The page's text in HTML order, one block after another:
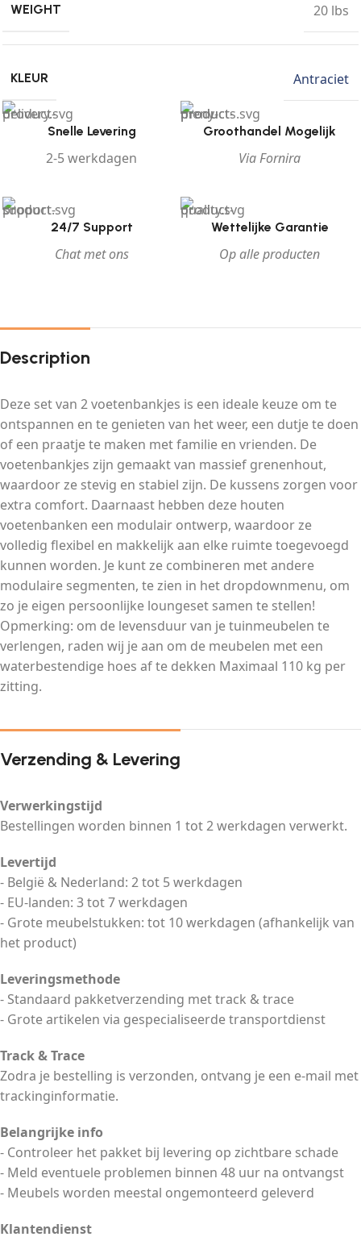
WEIGHT 20 lbs
KLEUR Antraciet
Snelle Levering
2-5 werkdagen
Groothandel Mogelijk
Via Fornira
24/7 Support
Chat met ons
Wettelijke Garantie
Op alle producten
Description
Deze set van 2 voetenbankjes is een ideale keuze om te
ontspannen en te genieten van het weer, een dutje te doen
of een praatje te maken met familie en vrienden. De
voetenbankjes zijn gemaakt van massief grenenhout,
waardoor ze stevig en stabiel zijn. De kussens zorgen voor
extra comfort. Daarnaast hebben deze houten
voetenbanken een modulair ontwerp, waardoor ze
volledig flexibel en makkelijk aan elke ruimte toegevoegd
kunnen worden. Je kunt ze combineren met andere
modulaire segmenten, te zien in het dropdownmenu, om
zo je eigen persoonlijke loungeset samen te stellen!
Opmerking: om de levensduur van je tuinmeubelen te
verlengen, raden wij je aan om de meubelen met een
waterbestendige hoes af te dekken Maximaal 110 kg per
zitting.
Verzending & Levering
Verwerkingstijd
Bestellingen worden binnen 1 tot 2 werkdagen verwerkt.
Levertijd
- België & Nederland: 2 tot 5 werkdagen
- EU-landen: 3 tot 7 werkdagen
- Grote meubelstukken: tot 10 werkdagen (afhankelijk van
het product)
Leveringsmethode
- Standaard pakketverzending met track & trace
- Grote artikelen via gespecialiseerde transportdienst
Track & Trace
Zodra je bestelling is verzonden, ontvang je een e-mail met
trackinginformatie.
Belangrijke info
- Controleer het pakket bij levering op zichtbare schade
- Meld eventuele problemen binnen 48 uur na ontvangst
- Meubels worden meestal ongemonteerd geleverd
Klantendienst